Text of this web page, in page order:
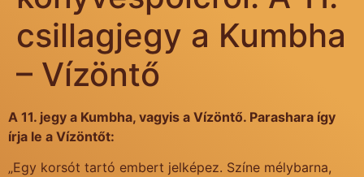
csillagjegy a Kumbha
– Vízöntő
A 11. jegy a Kumbha, vagyis a Vízöntő. Parashara így
írja le a Vízöntőt:
„Egy korsót tartó embert jelképez. Színe mélybarna,